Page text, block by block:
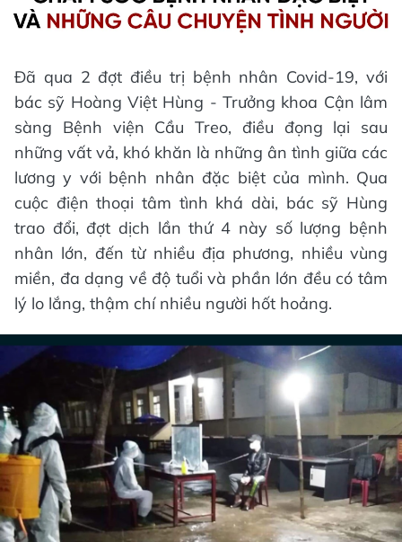
Đã qua 2 đợt điều trị bệnh nhân Covid-19, với
bác sỹ Hoàng Việt Hùng - Trưởng khoa Cận lâm
sàng Bệnh viện Cầu Treo, điều đọng lại sau
những vất vả, khó khăn là những ân tình giữa các
lương y với bệnh nhân đặc biệt của mình. Qua
cuộc điện thoại tâm tình khá dài, bác sỹ Hùng
trao đổi, đợt dịch lần thứ 4 này số lượng bệnh
nhân lớn, đến từ nhiều địa phương, nhiều vùng
miền, đa dạng về độ tuổi và phần lớn đều có tâm
lý lo lắng, thậm chí nhiều người hốt hoảng.